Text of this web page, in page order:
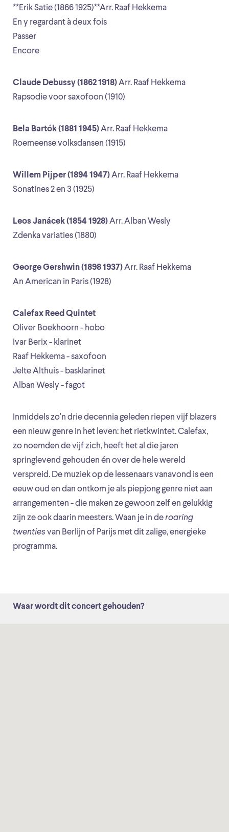
**Erik Satie (1866 1925)**Arr. Raaf Hekkema
En y regardant à deux fois
Passer
Encore
Claude Debussy (1862 1918)Arr. Raaf Hekkema
Rapsodie voor saxofoon (1910)
Bela Bartók (1881 1945)Arr. Raaf Hekkema
Roemeense volksdansen (1915)
Willem Pijper (1894 1947)Arr. Raaf Hekkema
Sonatines 2 en 3 (1925)
Leos Janácek (1854 1928)Arr. Alban Wesly
Zdenka variaties (1880)
George Gershwin (1898 1937)Arr. Raaf Hekkema
An American in Paris (1928)
Calefax Reed Quintet
Oliver Boekhoorn - hobo
Ivar Berix - klarinet
Raaf Hekkema - saxofoon
Jelte Althuis - basklarinet
Alban Wesly - fagot
Inmiddels zo'n drie decennia geleden riepen vijf blazers
een nieuw genre in het leven: het rietkwintet. Calefax,
zo noemden de vijf zich, heeft het al die jaren
springlevend gehouden én over de hele wereld
verspreid. De muziek op de lessenaars vanavond is een
eeuw oud en dan ontkom je als piepjong genre niet aan
arrangementen - die maken ze gewoon zelf en gelukkig
zijn ze ook daarin meesters. Waan je in deroaring
twenties van Berlijn of Parijs met dit zalige, energieke
programma.
Waar wordt dit concert gehouden?